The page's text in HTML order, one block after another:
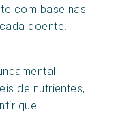
com base nas
doente.
de nutrientes,
que